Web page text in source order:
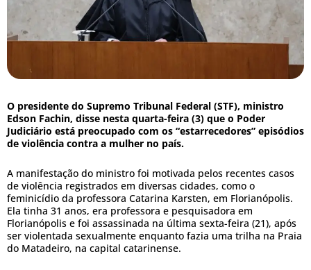
O presidente do Supremo Tribunal Federal (STF), ministro
Edson Fachin, disse nesta quarta-feira (3) que o Poder
Judiciário está preocupado com os “estarrecedores” episódios
de violência contra a mulher no país.
A manifestação do ministro foi motivada pelos recentes casos
de violência registrados em diversas cidades, como o
feminicídio da professora Catarina Karsten, em Florianópolis.
Ela tinha 31 anos, era professora e pesquisadora em
Florianópolis e foi assassinada na última sexta-feira (21), após
ser violentada sexualmente enquanto fazia uma trilha na Praia
do Matadeiro, na capital catarinense.